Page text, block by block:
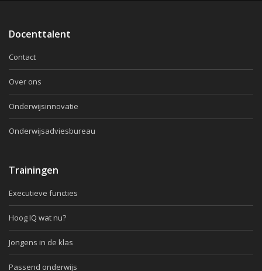
Docenttalent
Contact
Over ons
Onderwijsinnovatie
Onderwijsadviesbureau
Trainingen
Executieve functies
Hoog IQ wat nu?
Jongens in de klas
Passend onderwijs